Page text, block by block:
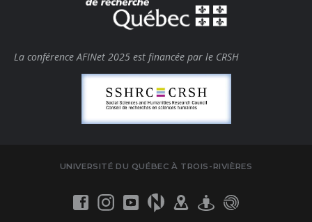
La conférence AFINet 2025 est financée par le CRSH
UNIVERSITÉ DU QUÉBEC À TROIS-RIVIÈRES